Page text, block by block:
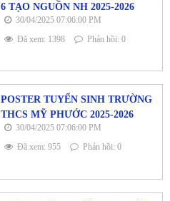
6 TẠO NGUỒN NH 2025-2026
30/04/2025 07:06:00 PM
Đã xem: 1398
Phản hồi: 0
POSTER TUYỂN SINH TRƯỜNG
THCS MỸ PHƯỚC 2025-2026
30/04/2025 07:06:00 PM
Đã xem: 955
Phản hồi: 0